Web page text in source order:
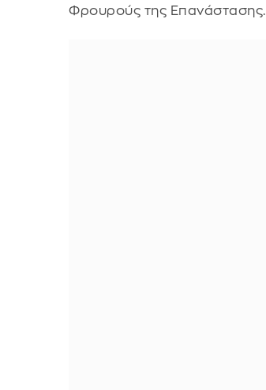
Φρουρούς της Επανάστασης.